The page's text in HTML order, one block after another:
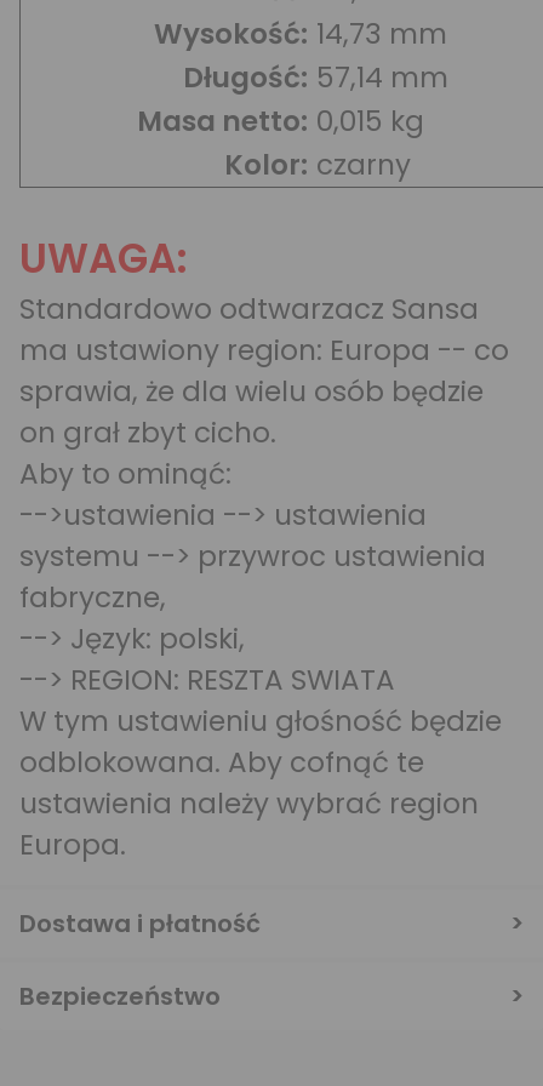
Wysokość: 14,73 mm
Długość: 57,14 mm
Masa netto: 0,015 kg
Kolor: czarny
UWAGA:
Standardowo odtwarzacz Sansa
ma ustawiony region: Europa -- co
sprawia, że dla wielu osób będzie
on grał zbyt cicho.
Aby to ominąć:
-->ustawienia --> ustawienia
systemu --> przywroc ustawienia
fabryczne,
--> Język: polski,
--> REGION: RESZTA SWIATA
W tym ustawieniu głośność będzie
odblokowana. Aby cofnąć te
ustawienia należy wybrać region
Europa.
Dostawa i płatność
Bezpieczeństwo